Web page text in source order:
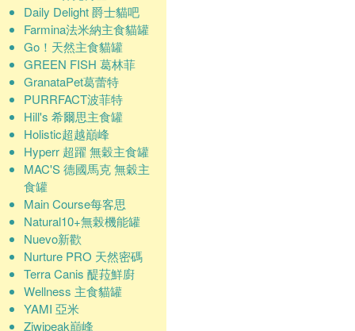
Daily Delight 爵士貓吧
Farmina法米納主食貓罐
Go！天然主食貓罐
GREEN FISH 葛林菲
GranataPet葛蕾特
PURRFACT波菲特
Hill's 希爾思主食罐
Holistic超越巔峰
Hyperr 超躍 無穀主食罐
MAC'S 德國馬克 無穀主
食罐
Main Course每客思
Natural10+無榖機能罐
Nuevo新歡
Nurture PRO 天然密碼
Terra Canis 醍菈鮮廚
Wellness 主食貓罐
YAMI 亞米
Ziwipeak巔峰